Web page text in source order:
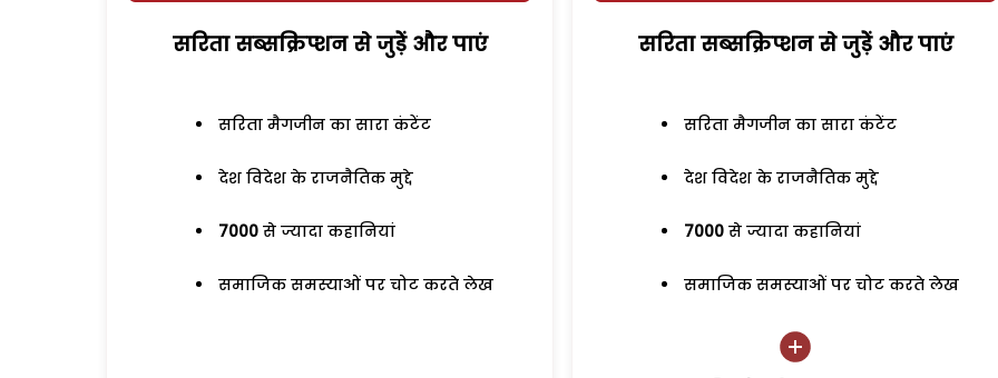
सरिता सब्सक्रिप्शन से जुड़ेें और पाएं
सरिता मैगजीन का सारा कंटेंट
देश विदेश के राजनैतिक मुद्दे
7000 से ज्यादा कहानियां
समाजिक समस्याओं पर चोट करते लेख
सरिता सब्सक्रिप्शन से जुड़ेें और पाएं
सरिता मैगजीन का सारा कंटेंट
देश विदेश के राजनैतिक मुद्दे
7000 से ज्यादा कहानियां
समाजिक समस्याओं पर चोट करते लेख